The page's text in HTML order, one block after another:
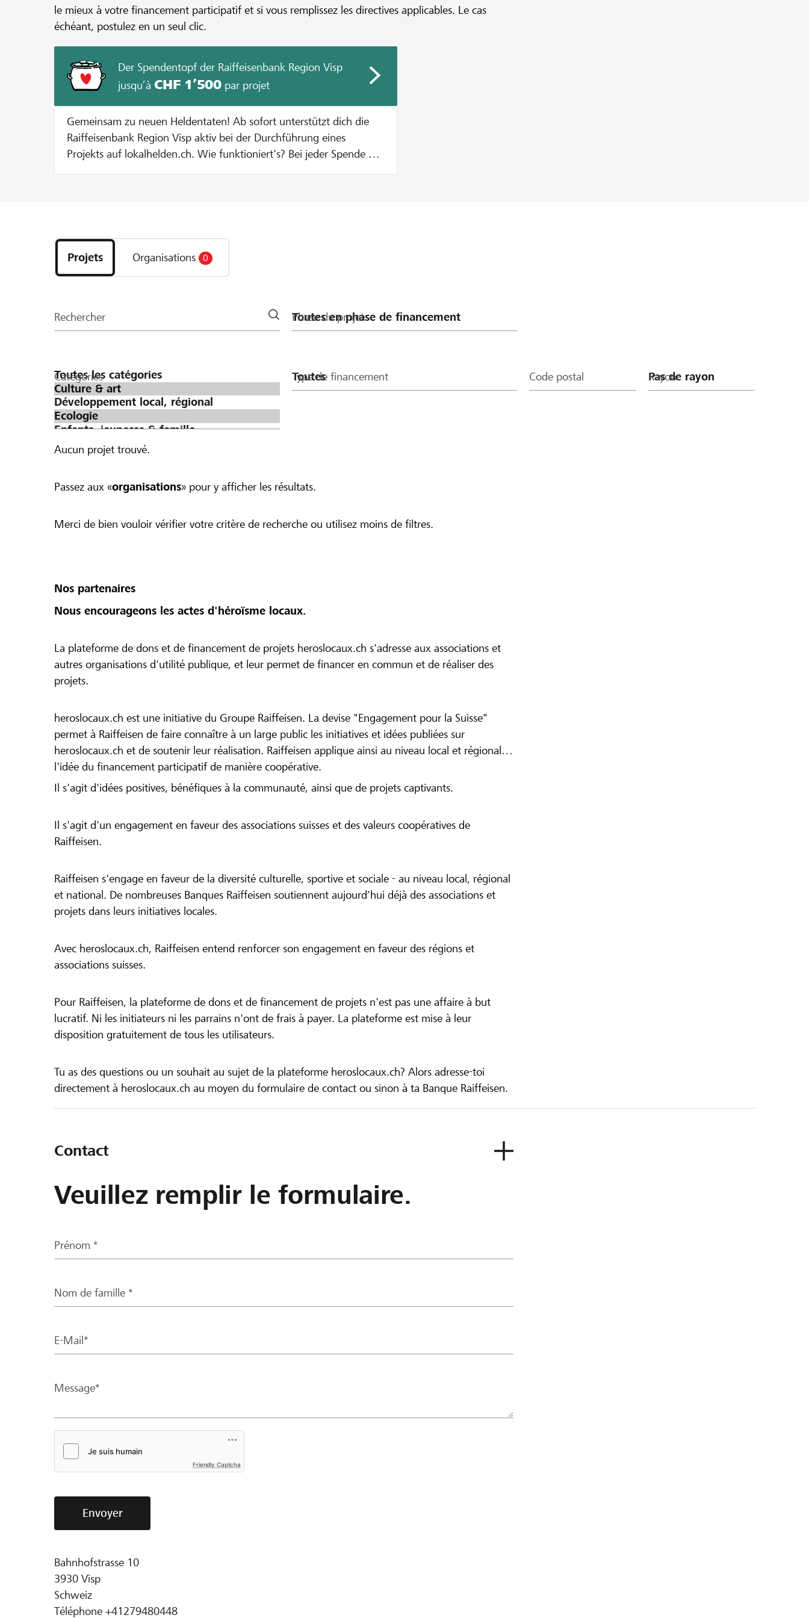
le mieux à votre financement participatif et si vous remplissez les directives applicables. Le cas
échéant, postulez en un seul clic.
Der Spendentopf der Raiffeisenbank Region Visp
jusqu’à CHF 1’500par projet
Gemeinsam zu neuen Heldentaten! Ab sofort unterstützt dich die
Raiffeisenbank Region Visp aktiv bei der Durchführung eines
Projekts auf lokalhelden.ch. Wie funktioniert's? Bei jeder Spende zu
verdoppeln wir den Betrag auf CHF 200. Bei einer Spende von CHF
400 werden pauschal CHF 100 dazugegeben, was einen Betrag von
les
projets
et
la
Projets Organisations 0
Rechercher Phase du projet
Catégories Type de financement Code postal Rayon
Aucun projet trouvé.
Passez aux «organisations» pour y afficher les résultats.
Merci de bien vouloir vérifier votre critère de recherche ou utilisez moins de filtres.
Nos partenaires
Nous encourageons les actes d'héroïsme locaux.
La plateforme de dons et de financement de projets heroslocaux.ch s'adresse aux associations et
autres organisations d'utilité publique, et leur permet de financer en commun et de réaliser des
projets.
heroslocaux.ch est une initiative du Groupe Raiffeisen. La devise "Engagement pour la Suisse"
permet à Raiffeisen de faire connaître à un large public les initiatives et idées publiées sur
heroslocaux.ch et de soutenir leur réalisation. Raiffeisen applique ainsi au niveau local et régional
l'idée du financement participatif de manière coopérative.
Il s'agit d'idées positives, bénéfiques à la communauté, ainsi que de projets captivants.
Il s'agit d'un engagement en faveur des associations suisses et des valeurs coopératives de
Raiffeisen.
Raiffeisen s'engage en faveur de la diversité culturelle, sportive et sociale - au niveau local, régional
et national. De nombreuses Banques Raiffeisen soutiennent aujourd'hui déjà des associations et
projets dans leurs initiatives locales.
Avec heroslocaux.ch, Raiffeisen entend renforcer son engagement en faveur des régions et
associations suisses.
Pour Raiffeisen, la plateforme de dons et de financement de projets n'est pas une affaire à but
lucratif. Ni les initiateurs ni les parrains n'ont de frais à payer. La plateforme est mise à leur
disposition gratuitement de tous les utilisateurs.
Tu as des questions ou un souhait au sujet de la plateforme heroslocaux.ch? Alors adresse-toi
directement à heroslocaux.ch au moyen du formulaire de contact ou sinon à ta Banque Raiffeisen.
Contact
Veuillez remplir le formulaire.
Prénom *
Nom de famille *
E-Mail*
Message*
Friendly Captcha
Envoyer
Bahnhofstrasse 10
3930 Visp
Schweiz
Téléphone +41279480448